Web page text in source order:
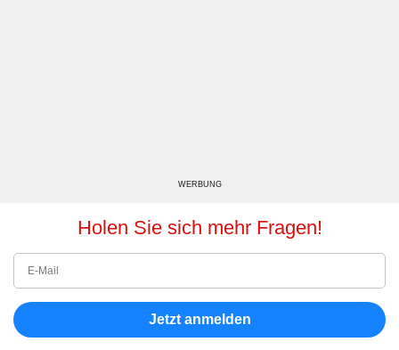
WERBUNG
Holen Sie sich mehr Fragen!
Jetzt anmelden